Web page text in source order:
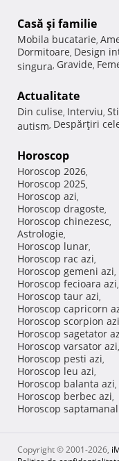
Casă şi familie
Mobila bucatarie,
Dormitoare, Design
singura, Gravide,
Actualitate
Din culise, Interviu,
autism, Despărţiri
Horoscop
Horoscop 2026,
Horoscop 2025,
Horoscop azi,
Horoscop dragoste,
Horoscop chinezesc,
Astrologie,
Horoscop lunar,
Horoscop rac azi,
Horoscop gemeni azi,
Horoscop fecioara azi,
Horoscop taur azi,
Horoscop capricorn
Horoscop scorpion azi
Horoscop sagetator
Horoscop varsator azi,
Horoscop pesti azi,
Horoscop leu azi,
Horoscop balanta azi,
Horoscop berbec azi,
Horoscop saptamanal
Copyright © 2001-2026,